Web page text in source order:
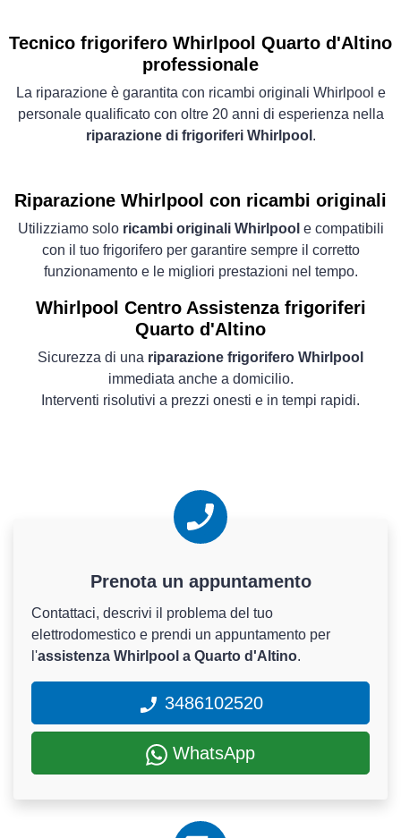
Tecnico frigorifero Whirlpool Quarto d'Altino
professionale
La riparazione è garantita con ricambi originali Whirlpool e
personale qualificato con oltre 20 anni di esperienza nella
riparazione di frigoriferi Whirlpool .
Riparazione Whirlpool con ricambi originali
Utilizziamo solo ricambi originali Whirlpool e compatibili
con il tuo frigorifero per garantire sempre il corretto
funzionamento e le migliori prestazioni nel tempo.
Whirlpool Centro Assistenza frigoriferi
Quarto d'Altino
Sicurezza di una riparazione frigorifero Whirlpool
immediata anche a domicilio.
Interventi risolutivi a prezzi onesti e in tempi rapidi.
Prenota un appuntamento
Contattaci, descrivi il problema del tuo
elettrodomestico e prendi un appuntamento per
l'assistenza Whirlpool a Quarto d'Altino.
3486102520
WhatsApp